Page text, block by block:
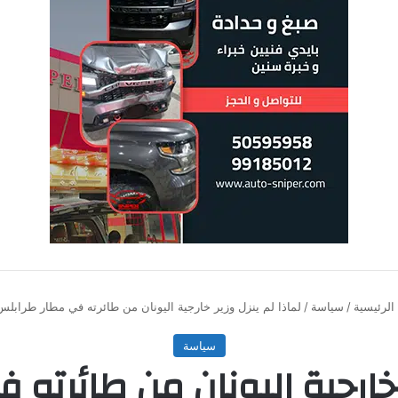
الرئيسية / سياسة / لماذا لم ينزل وزير خارجية اليونان من طائرته في مطار
سياسة